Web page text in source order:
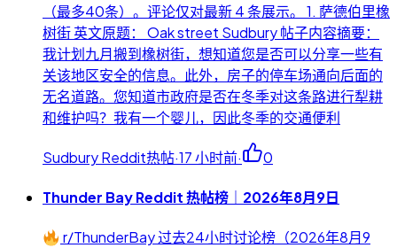
（最多40条）。评论仅对最新 4 条展示。 1. 萨德伯里橡
树街 英文原题： Oak street Sudbury 帖子内容摘要：
我计划九月搬到橡树街，想知道您是否可以分享一些有
关该地区安全的信息。此外，房子的停车场通向后面的
无名道路。您知道市政府是否在冬季对这条路进行犁耕
和维护吗？我有一个婴儿，因此冬季的交通便利
Sudbury Reddit热帖·17 小时前· 0
Thunder Bay Reddit 热帖榜｜2026年8月9日
r/ThunderBay 过去24小时讨论榜（2026年8月9